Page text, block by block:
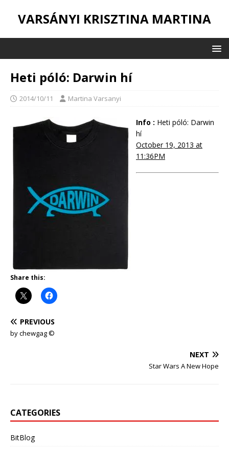
VARSÁNYI KRISZTINA MARTINA
Heti póló: Darwin hí
2014/10/11 Martina Varsanyi
Info : Heti póló: Darwin
hí
October 19, 2013 at
11:36PM
Share this:
PREVIOUS
by chewgag ©
NEXT
Star Wars A New Hope
CATEGORIES
BitBlog